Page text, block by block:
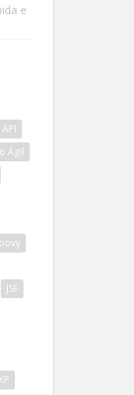
e
API
Ágil
JSF